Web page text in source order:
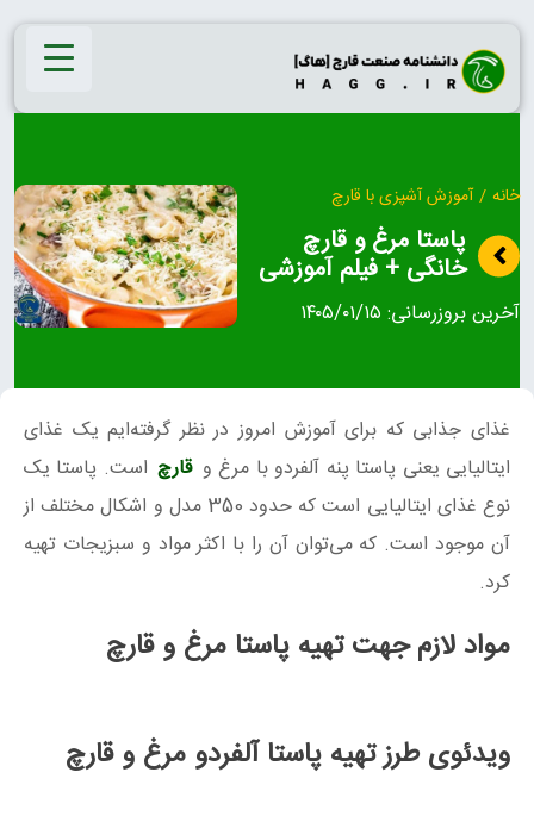
Skip
content
خانه / آموزش آشپزی با قارچ
پاستا مرغ و قارچ
خانگی + فیلم آموزشی
آخرین بروزرسانی: ۱۴۰۵/۰۱/۱۵
غذای جذابی که برای آموزش امروز در نظر گرفته‌ایم یک غذای
ایتالیایی یعنی پاستا پنه آلفردو با مرغ و قارچ است. پاستا یک
نوع غذای ایتالیایی است که حدود 350 مدل و اشکال مختلف از
آن موجود است. که می‌توان آن را با اکثر مواد و سبزیجات تهیه
کرد.
مواد لازم جهت تهیه پاستا مرغ و قارچ
ویدئوی طرز تهیه پاستا آلفردو مرغ و قارچ